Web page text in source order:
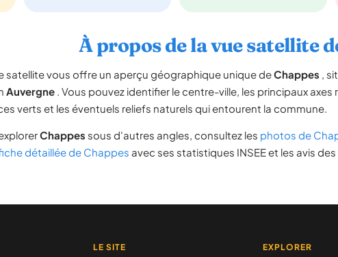
À propos de la vue satellite
satellite vous offre un aperçu géographique unique deChappes ,
Auvergne . Vous pouvez identifier le centre-ville, les principaux axes
verts et les éventuels reliefs naturels qui entourent la commune.
Chappes sous d'autres angles, consultez les photos de
détaillée de Chappes avec ses statistiques INSEE et les avis
LE SITE EXPLORER